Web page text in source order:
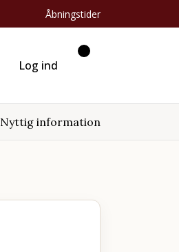
Åbningstider
Log ind
Nyttig information